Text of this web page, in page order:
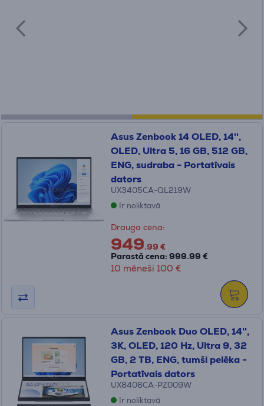
izturīgas
dokstacijas
, kas padara darbu vēl ērtāku un efektīvāku,
ļaujot pieslēgt vairākas ierīces vienlaicīgi. Ieskatieties
Asus Zenbook 14 OLED, 14'',
OLED, Ultra 5, 16 GB, 512 GB,
ENG, sudraba - Portatīvais
dators
UX3405CA-QL219W
Ir noliktavā
Drauga cena:
949.99 €
Parastā cena: 999.99 €
10 mēneši 100 €
Asus Zenbook Duo OLED, 14'',
3K, OLED, 120 Hz, Ultra 9, 32
GB, 2 TB, ENG, tumši pelēka -
Portatīvais dators
UX8406CA-PZ009W
Ir noliktavā